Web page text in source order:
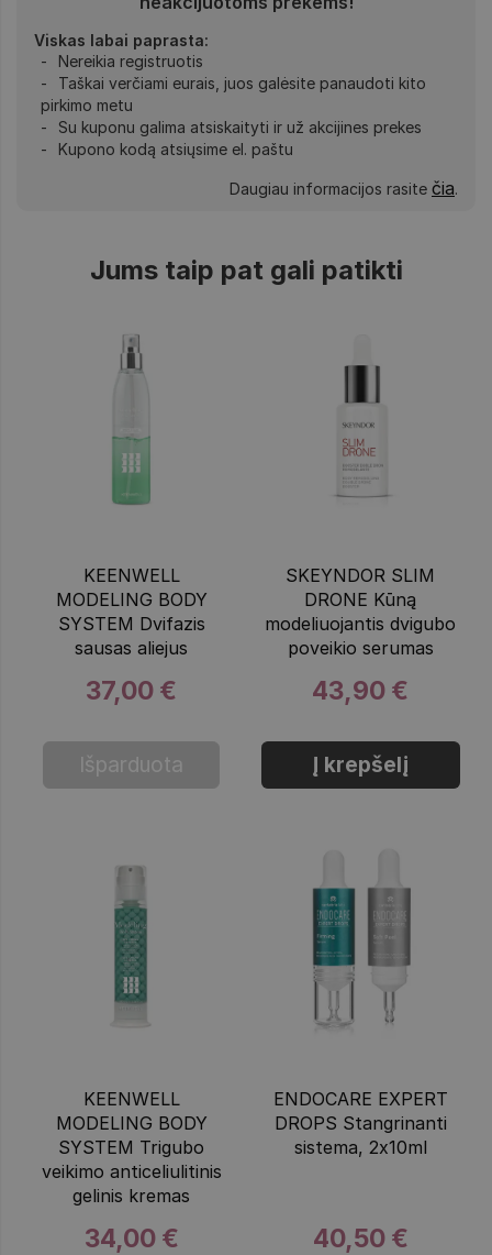
Viskas labai paprasta:
Nereikia registruotis
Taškai verčiami eurais, juos galėsite panaudoti kito
pirkimo metu
Su kuponu galima atsiskaityti ir už akcijines prekes
Kupono kodą atsiųsime el. paštu
Daugiau informacijos rasite čia.
Jums taip pat gali patikti
KEENWELL
MODELING BODY
SYSTEM Dvifazis
sausas aliejus
37,00 €
Išparduota
SKEYNDOR SLIM
DRONE Kūną
modeliuojantis dvigubo
poveikio serumas
43,90 €
Į krepšelį
KEENWELL
MODELING BODY
SYSTEM Trigubo
veikimo anticeliulitinis
gelinis kremas
34,00 €
ENDOCARE EXPERT
DROPS Stangrinanti
sistema, 2x10ml
40,50 €